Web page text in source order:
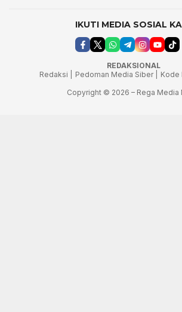
IKUTI MEDIA SOSIAL
REDAKSIONAL
Redaksi |
Pedoman Media Siber |
Kode
Copyright © 2026 – Rega Media